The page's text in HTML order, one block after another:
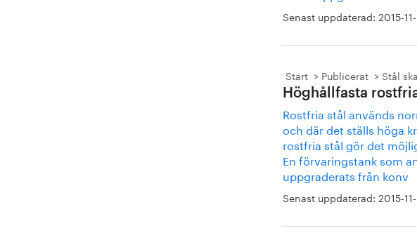
Senast uppdaterad: 2015-
Start Publicerat Stål
Höghållfasta
Rostfria stål används
och där det ställs höga
rostfria stål gör det
En förvaringstank som
uppgraderats från konv
Senast uppdaterad: 2015-